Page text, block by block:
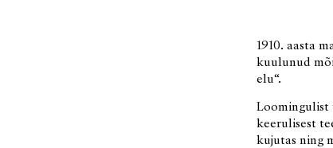
1910. aasta
kuulunud
elu“.
Loomingulist
keerulisest
kujutas ning